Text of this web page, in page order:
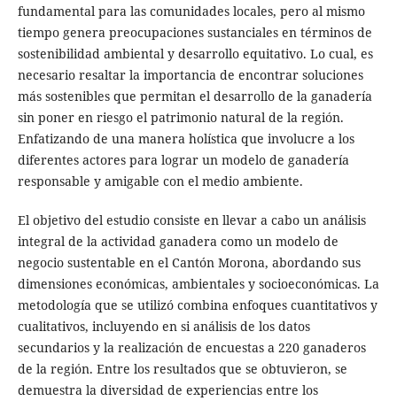
fundamental para las comunidades locales, pero al mismo
tiempo genera preocupaciones sustanciales en términos de
sostenibilidad ambiental y desarrollo equitativo. Lo cual, es
necesario resaltar la importancia de encontrar soluciones
más sostenibles que permitan el desarrollo de la ganadería
sin poner en riesgo el patrimonio natural de la región.
Enfatizando de una manera holística que involucre a los
diferentes actores para lograr un modelo de ganadería
responsable y amigable con el medio ambiente.
El objetivo del estudio consiste en llevar a cabo un análisis
integral de la actividad ganadera como un modelo de
negocio sustentable en el Cantón Morona, abordando sus
dimensiones económicas, ambientales y socioeconómicas. La
metodología que se utilizó combina enfoques cuantitativos y
cualitativos, incluyendo en si análisis de los datos
secundarios y la realización de encuestas a 220 ganaderos
de la región. Entre los resultados que se obtuvieron, se
demuestra la diversidad de experiencias entre los